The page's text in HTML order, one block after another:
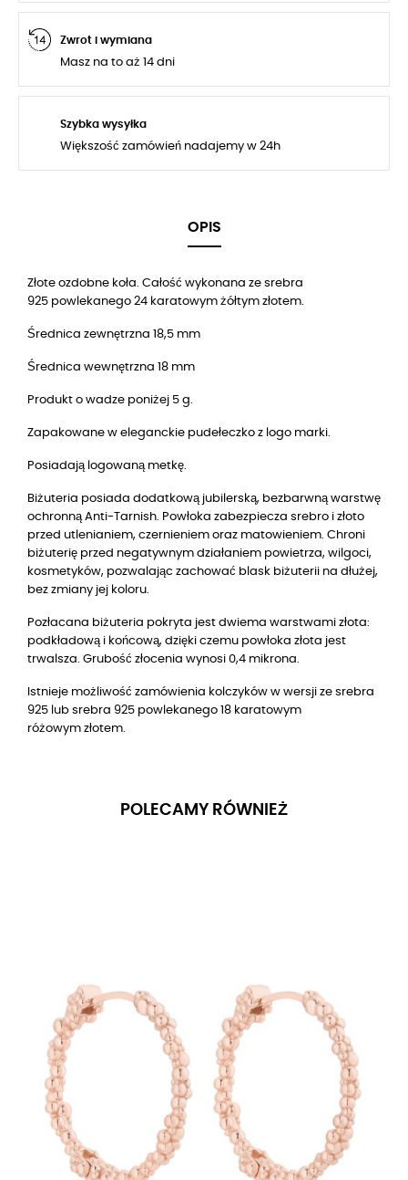
Zwrot i wymiana
Masz na to aż 14 dni
Szybka wysyłka
Większość zamówień nadajemy w 24h
OPIS
Złote ozdobne koła. Całość wykonana ze srebra
925 powlekanego 24 karatowym żółtym złotem.
Średnica zewnętrzna 18,5 mm
Średnica wewnętrzna 18 mm
Produkt o wadze poniżej 5 g.
Zapakowane w eleganckie pudełeczko z logo marki.
Posiadają logowaną metkę.
Biżuteria posiada dodatkową jubilerską, bezbarwną warstwę
ochronną Anti-Tarnish. Powłoka zabezpiecza srebro i złoto
przed utlenianiem, czernieniem oraz matowieniem. Chroni
biżuterię przed negatywnym działaniem powietrza, wilgoci,
kosmetyków, pozwalając zachować blask biżuterii na dłużej,
bez zmiany jej koloru.
Pozłacana biżuteria pokryta jest dwiema warstwami złota:
podkładową i końcową, dzięki czemu powłoka złota jest
trwalsza. Grubość złocenia wynosi 0,4 mikrona.
Istnieje możliwość zamówienia kolczyków w wersji ze srebra
925 lub srebra 925 powlekanego 18 karatowym
różowym złotem.
POLECAMY RÓWNIEŻ